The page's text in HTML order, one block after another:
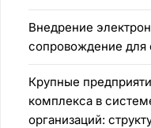
Внедрение
сопровождение для
Крупные
комплекса в
организаций: